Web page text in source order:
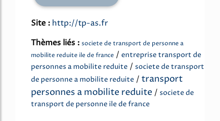
Site : http://tp-as.fr
Thèmes liés : societe de transport de personne a
mobilite reduite ile de france / entreprise transport de
personnes a mobilite reduite / societe de transport
de personne a mobilite reduite / transport
personnes a mobilite reduite / societe de
transport de personne ile de france